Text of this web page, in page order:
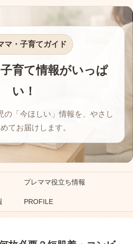
マ・子育てガイド
育て情報がいっぱ
い！
の「今ほしい」情報を、やさし
てお届けします。
プレママ役立ち情報
PROFILE